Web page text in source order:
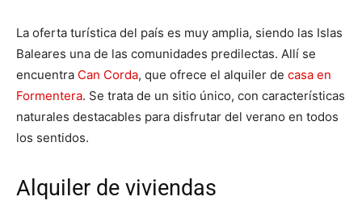
La oferta turística del país es muy amplia, siendo las Islas
Baleares una de las comunidades predilectas. Allí se
encuentra Can Corda, que ofrece el alquiler de casa en
Formentera. Se trata de un sitio único, con características
naturales destacables para disfrutar del verano en todos
los sentidos.
Alquiler de viviendas